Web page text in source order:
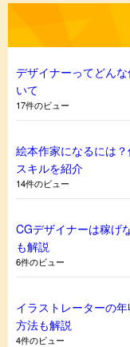
デザイナーってどん
いて
17件のビュー
絵本作家になるには
スキルを紹介
14件のビュー
CGデザイナーは稼げ
も解説
6件のビュー
イラストレーターの
方法も解説
4件のビュー